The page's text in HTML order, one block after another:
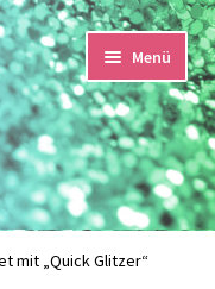
Menü
mit „Quick Glitzer“